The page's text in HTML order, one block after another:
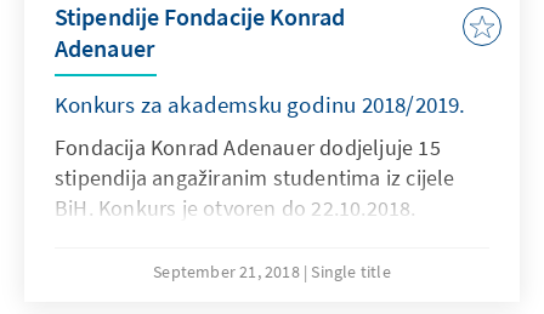
Stipendije Fondacije Konrad
Adenauer
Konkurs za akademsku godinu 2018/2019.
Fondacija Konrad Adenauer dodjeljuje 15
stipendija angažiranim studentima iz cijele
BiH. Konkurs je otvoren do 22.10.2018.
September 21, 2018 Single title